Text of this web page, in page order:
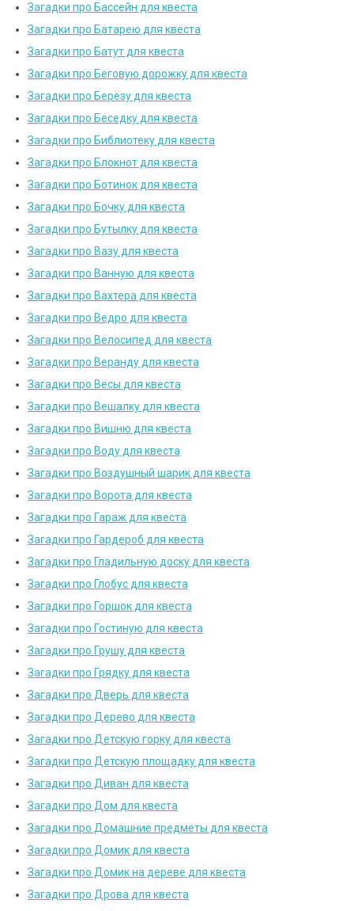
Загадки про Бассейн для квеста
Загадки про Батарею для квеста
Загадки про Батут для квеста
Загадки про Беговую дорожку для квеста
Загадки про Берёзу для квеста
Загадки про Беседку для квеста
Загадки про Библиотеку для квеста
Загадки про Блокнот для квеста
Загадки про Ботинок для квеста
Загадки про Бочку для квеста
Загадки про Бутылку для квеста
Загадки про Вазу для квеста
Загадки про Ванную для квеста
Загадки про Вахтера для квеста
Загадки про Ведро для квеста
Загадки про Велосипед для квеста
Загадки про Веранду для квеста
Загадки про Весы для квеста
Загадки про Вешалку для квеста
Загадки про Вишню для квеста
Загадки про Воду для квеста
Загадки про Воздушный шарик для квеста
Загадки про Ворота для квеста
Загадки про Гараж для квеста
Загадки про Гардероб для квеста
Загадки про Гладильную доску для квеста
Загадки про Глобус для квеста
Загадки про Горшок для квеста
Загадки про Гостиную для квеста
Загадки про Грушу для квеста
Загадки про Грядку для квеста
Загадки про Дверь для квеста
Загадки про Дерево для квеста
Загадки про Детскую горку для квеста
Загадки про Детскую площадку для квеста
Загадки про Диван для квеста
Загадки про Дом для квеста
Загадки про Домашние предметы для квеста
Загадки про Домик для квеста
Загадки про Домик на дереве для квеста
Загадки про Дрова для квеста